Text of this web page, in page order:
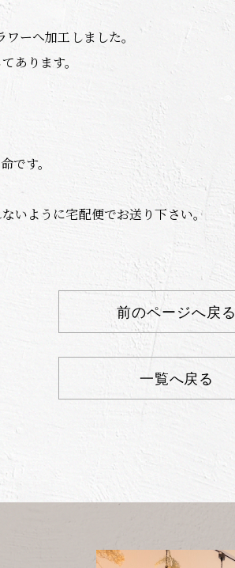
ーへ加工しました。
あります。
です。
いように宅配便でお送り下さい。
前のページへ戻る
一覧へ戻る